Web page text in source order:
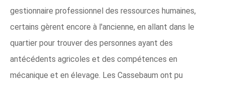
gestionnaire professionnel des ressources humaines,
certains gèrent encore à l'ancienne, en allant dans le
quartier pour trouver des personnes ayant des
antécédents agricoles et des compétences en
mécanique et en élevage. Les Cassebaum ont pu